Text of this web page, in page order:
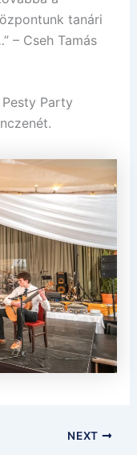
tanári
– Cseh Tamás
Party
NEXT